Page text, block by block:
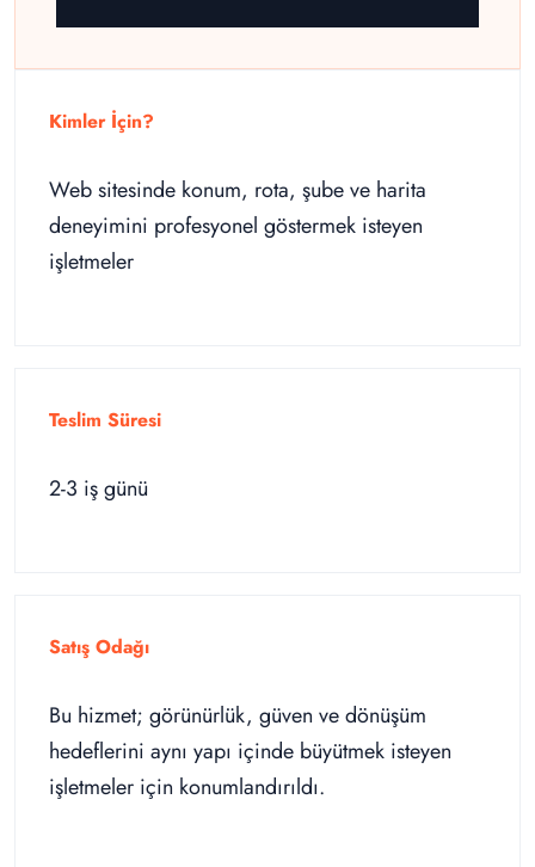
Kimler İçin?
Web sitesinde konum, rota, şube ve harita
deneyimini profesyonel göstermek isteyen
işletmeler
Teslim Süresi
2-3 iş günü
Satış Odağı
Bu hizmet; görünürlük, güven ve dönüşüm
hedeflerini aynı yapı içinde büyütmek isteyen
işletmeler için konumlandırıldı.